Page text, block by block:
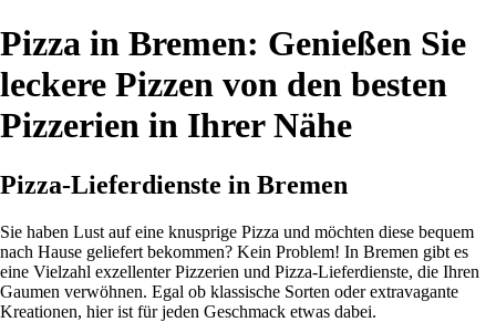
Pizza in Bremen: Genießen Sie
leckere Pizzen von den besten
Pizzerien in Ihrer Nähe
Pizza-Lieferdienste in Bremen
Sie haben Lust auf eine knusprige Pizza und möchten diese bequem
nach Hause geliefert bekommen? Kein Problem! In Bremen gibt es
eine Vielzahl exzellenter Pizzerien und Pizza-Lieferdienste, die Ihren
Gaumen verwöhnen. Egal ob klassische Sorten oder extravagante
Kreationen, hier ist für jeden Geschmack etwas dabei.